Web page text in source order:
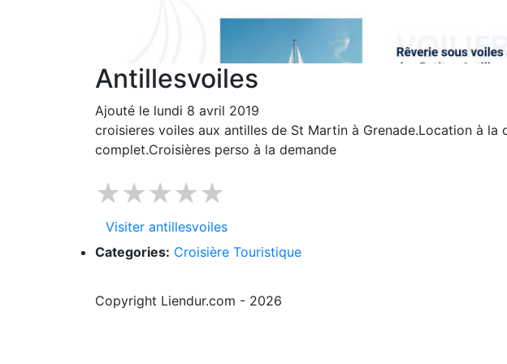
Antillesvoiles
Ajouté le lundi 8 avril 2019
croisieres voiles aux antilles de St Martin à Grenade.Location à la
complet.Croisières perso à la demande
★★★★★
Visiter antillesvoiles
Categories: Croisière Touristique
Copyright Liendur.com - 2026